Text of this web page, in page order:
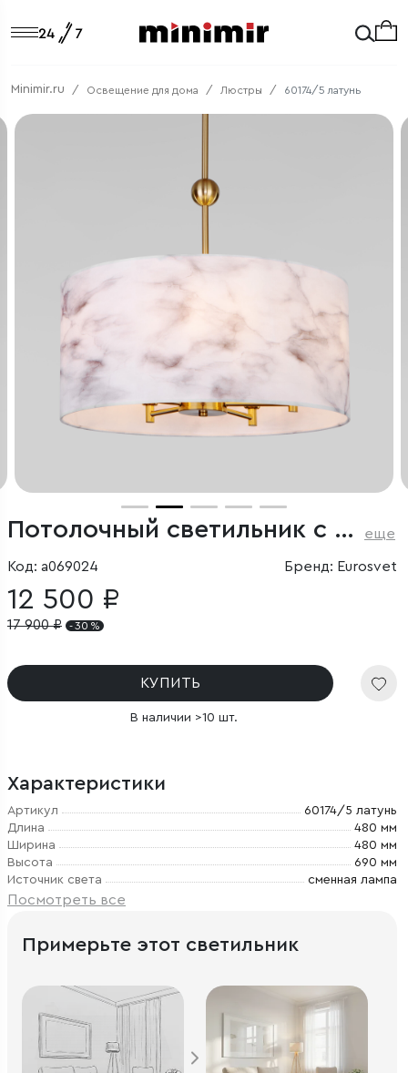
Minimir.ru Освещение для дома Люстры 60174/5 латунь
Потолочный светильник с тканевым абажуром еще
Код: a069024 Бренд: Eurosvet
12 500 ₽
17 900₽ - 30 %
КУПИТЬ
В наличии >10 шт.
Характеристики
Артикул
60174/5 латунь
Длина
480 мм
Ширина
480 мм
Высота
690 мм
Источник света
сменная лампа
Посмотреть все
Примерьте этот светильник